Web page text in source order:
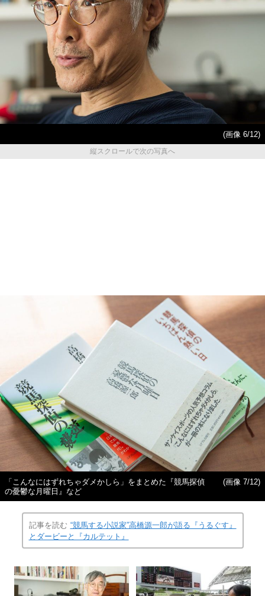
(画像 6/12)
縦スクロールで次の写真へ
「こんなにはずれちゃダメかしら」をまとめた『競馬探偵
の憂鬱な月曜日』など
(画像 7/12)
記事を読む “競馬する小説家”高橋源一郎が語る『うるぐす』
とダービーと『カルテット』